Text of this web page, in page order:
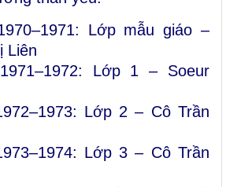
Lớp mẫu giáo –
Liên
Lớp 1 – Soeur
Lớp 2 – Cô Trần
Lớp 3 – Cô Trần